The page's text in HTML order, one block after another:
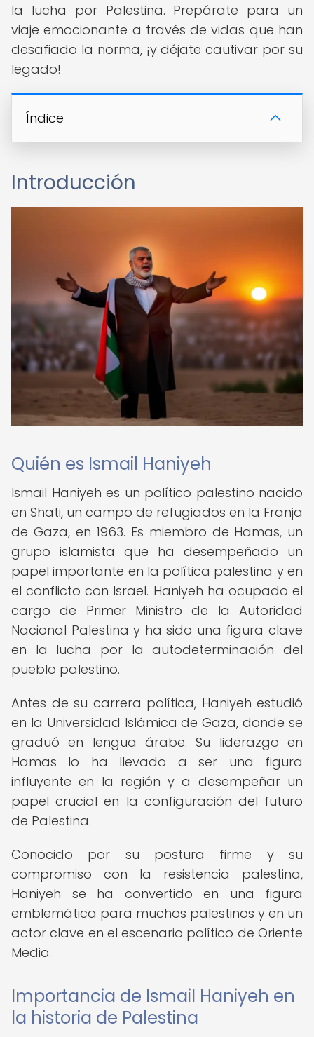
la lucha por Palestina. Prepárate para un
viaje emocionante a través de vidas que han
desafiado la norma, ¡y déjate cautivar por su
legado!
Índice
Introducción
Quién es Ismail Haniyeh
Ismail Haniyeh es un político palestino nacido
en Shati, un campo de refugiados en la Franja
de Gaza, en 1963. Es miembro de Hamas, un
grupo islamista que ha desempeñado un
papel importante en la política palestina y en
el conflicto con Israel. Haniyeh ha ocupado el
cargo de Primer Ministro de la Autoridad
Nacional Palestina y ha sido una figura clave
en la lucha por la autodeterminación del
pueblo palestino.
Antes de su carrera política, Haniyeh estudió
en la Universidad Islámica de Gaza, donde se
graduó en lengua árabe. Su liderazgo en
Hamas lo ha llevado a ser una figura
influyente en la región y a desempeñar un
papel crucial en la configuración del futuro
de Palestina.
Conocido por su postura firme y su
compromiso con la resistencia palestina,
Haniyeh se ha convertido en una figura
emblemática para muchos palestinos y en un
actor clave en el escenario político de Oriente
Medio.
Importancia de Ismail Haniyeh en
la historia de Palestina